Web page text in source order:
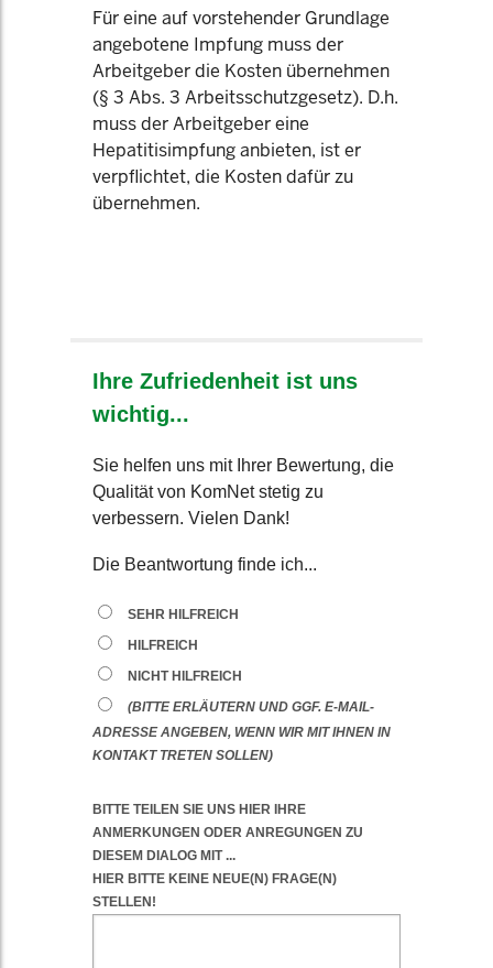
Für eine auf vorstehender Grundlage
angebotene Impfung muss der
Arbeitgeber die Kosten übernehmen
(§ 3 Abs. 3 Arbeitsschutzgesetz). D.h.
muss der Arbeitgeber eine
Hepatitisimpfung anbieten, ist er
verpflichtet, die Kosten dafür zu
übernehmen.